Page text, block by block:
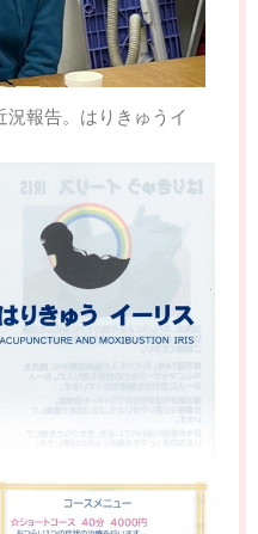
況報告。はりきゅうイ